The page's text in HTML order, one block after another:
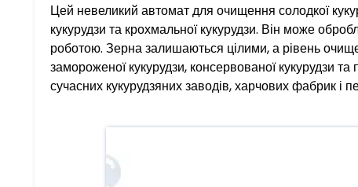
Цей невеликий автомат для очищення солодкої
кукурудзи та крохмальної кукурудзи. Він може
роботою. Зерна залишаються цілими, а рівень
замороженої кукурудзи, консервованої кукурудзи
сучасних кукурудзяних заводів, харчових фабрик і